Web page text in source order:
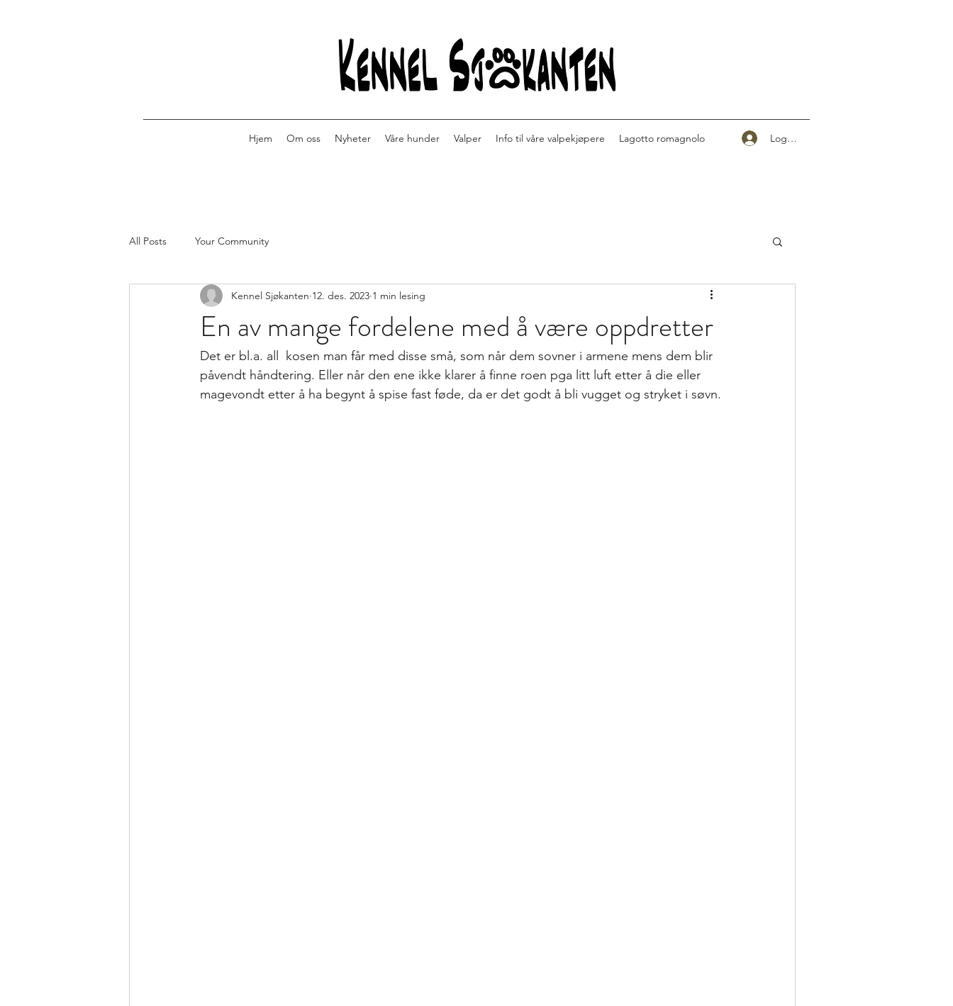
Hjem Om oss Nyheter Våre hunder Valper Info til våre valpekjøpere Lagotto romagnolo Logg inn
All Posts Your Community
En av mange fordelene med å være oppdretter
Kennel Sjøkanten 12. des. 2023 1 min lesing
Det er bl.a. all  kosen man får med disse små, som når dem sovner i armene mens dem blir
påvendt håndtering. Eller når den ene ikke klarer å finne roen pga litt luft etter å die eller
magevondt etter å ha begynt å spise fast føde, da er det godt å bli vugget og stryket i søvn.